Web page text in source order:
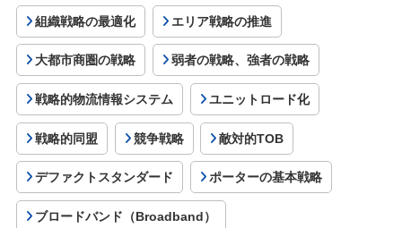
組織戦略の最適化 エリア戦略の推進
大都市商圏の戦略 弱者の戦略、強者の戦略
戦略的物流情報システム ユニットロード化
戦略的同盟 競争戦略 敵対的TOB
デファクトスタンダード ポーターの基本戦略
ブロードバンド（Broadband）